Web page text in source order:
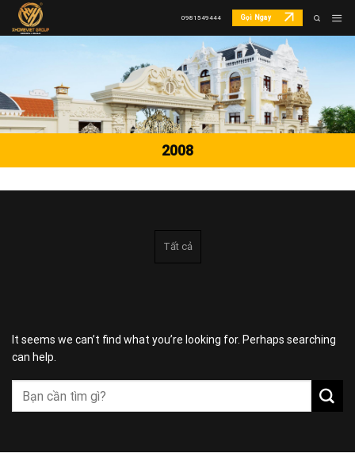
Skip
0981549444 Gọi Ngay
2008
Tất cả
It seems we can’t find what you’re looking for. Perhaps searching
can help.